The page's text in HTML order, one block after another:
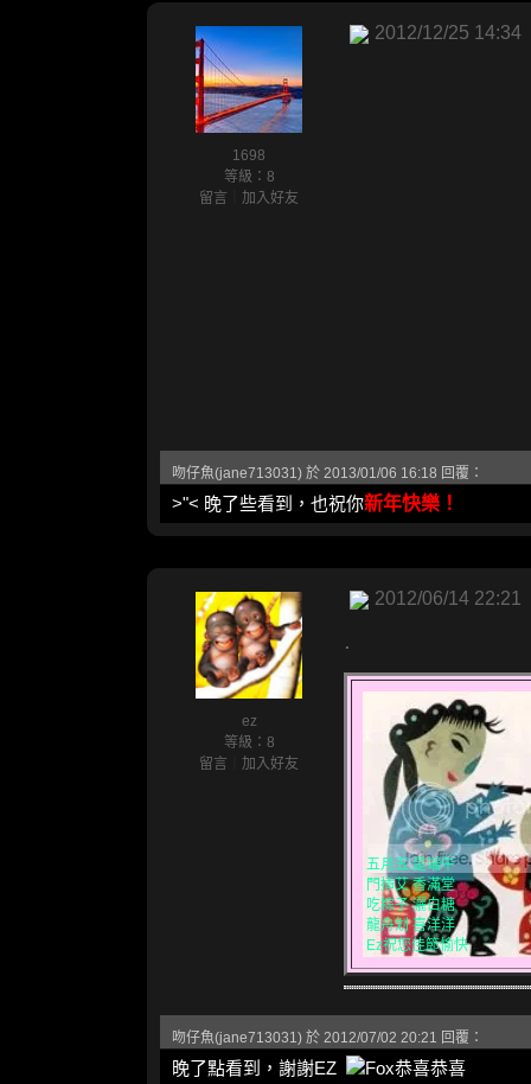
1698
等級：8
留言
加入好友
2012/12/25 14:34
吻仔魚(jane713031) 於 2013/01/06 16:18 回覆：
>"< 晚了些看到，也祝你新年快樂！
ez
等級：8
留言
加入好友
2012/06/14 22:21
.
五月五 是端午
門揷艾 香滿堂
吃粽子 灑白糖
龍舟划 喜洋洋
Ez祝您佳節愉快
吻仔魚(jane713031) 於 2012/07/02 20:21 回覆：
晚了點看到，謝謝EZ